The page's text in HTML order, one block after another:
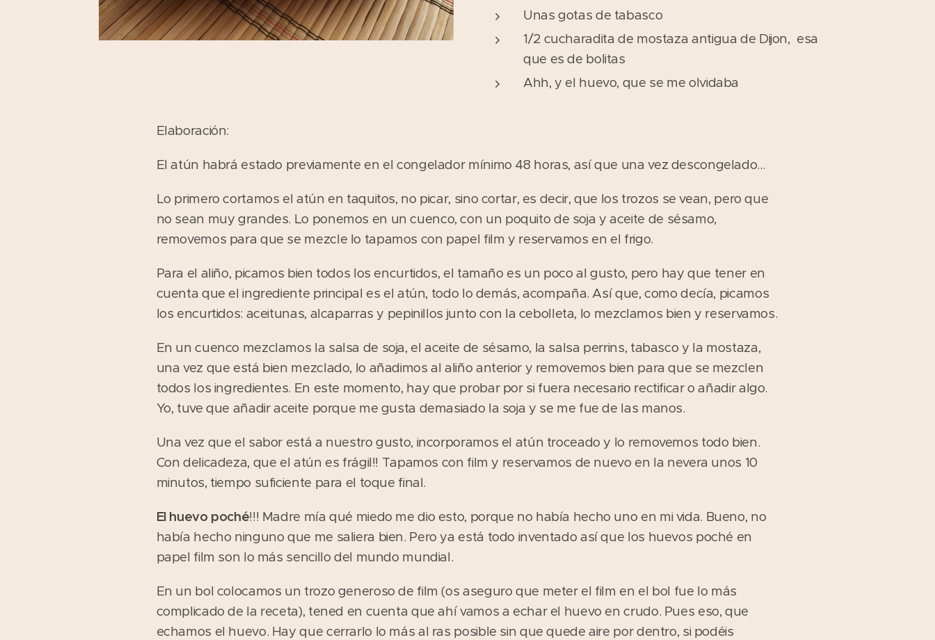
Unas gotas de tabasco
1/2 cucharadita de mostaza antigua de Dijon, esa
que es de bolitas
Ahh, y el huevo, que se me olvidaba
Elaboración:
El atún habrá estado previamente en el congelador mínimo 48 horas, así que una vez descongelado...
Lo primero cortamos el atún en taquitos, no picar, sino cortar, es decir, que los trozos se vean, pero que
no sean muy grandes. Lo ponemos en un cuenco, con un poquito de soja y aceite de sésamo,
removemos para que se mezcle lo tapamos con papel film y reservamos en el frigo.
Para el aliño, picamos bien todos los encurtidos, el tamaño es un poco al gusto, pero hay que tener en
cuenta que el ingrediente principal es el atún, todo lo demás, acompaña. Así que, como decía, picamos
los encurtidos: aceitunas, alcaparras y pepinillos junto con la cebolleta, lo mezclamos bien y reservamos.
En un cuenco mezclamos la salsa de soja, el aceite de sésamo, la salsa perrins, tabasco y la mostaza,
una vez que está bien mezclado, lo añadimos al aliño anterior y removemos bien para que se mezclen
todos los ingredientes. En este momento, hay que probar por si fuera necesario rectificar o añadir algo.
Yo, tuve que añadir aceite porque me gusta demasiado la soja y se me fue de las manos.
Una vez que el sabor está a nuestro gusto, incorporamos el atún troceado y lo removemos todo bien.
Con delicadeza, que el atún es frágil!! Tapamos con film y reservamos de nuevo en la nevera unos 10
minutos, tiempo suficiente para el toque final.
El huevo poché!!! Madre mía qué miedo me dio esto, porque no había hecho uno en mi vida. Bueno, no
había hecho ninguno que me saliera bien. Pero ya está todo inventado así que los huevos poché en
papel film son lo más sencillo del mundo mundial.
En un bol colocamos un trozo generoso de film (os aseguro que meter el film en el bol fue lo más
complicado de la receta), tened en cuenta que ahí vamos a echar el huevo en crudo. Pues eso, que
echamos el huevo. Hay que cerrarlo lo más al ras posible sin que quede aire por dentro, si podéis